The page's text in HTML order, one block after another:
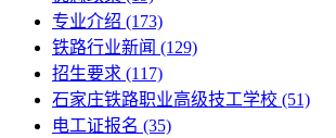
专业介绍 (173)
铁路行业新闻 (129)
招生要求 (117)
石家庄铁路职业高级技工学校​ (51)
电工证报名 (35)